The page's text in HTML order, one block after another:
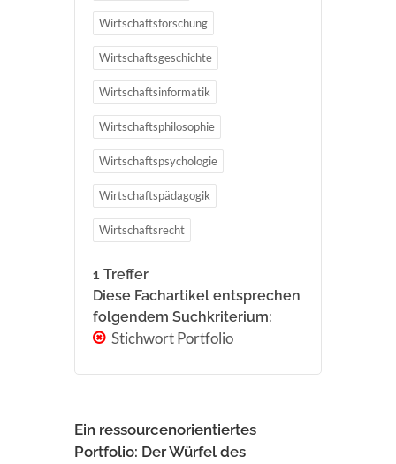
Wirtschaftsforschung
Wirtschaftsgeschichte
Wirtschaftsinformatik
Wirtschaftsphilosophie
Wirtschaftspsychologie
Wirtschaftspädagogik
Wirtschaftsrecht
1 Treffer
Diese Fachartikel entsprechen
folgendem Suchkriterium:
Stichwort Portfolio
Ein ressourcenorientiertes
Portfolio: Der Würfel des